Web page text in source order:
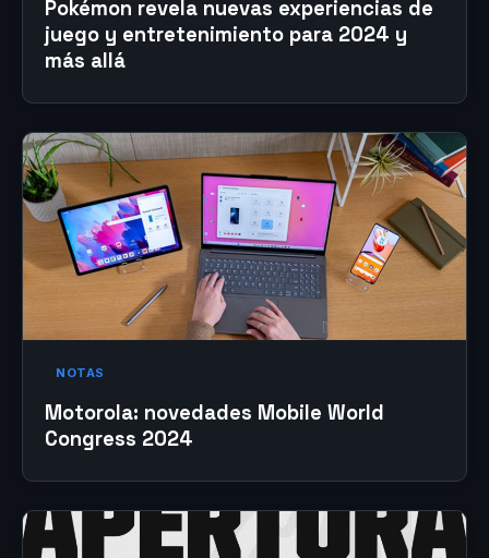
Pokémon revela nuevas experiencias de
juego y entretenimiento para 2024 y
más allá
NOTAS
Motorola: novedades Mobile World
Congress 2024